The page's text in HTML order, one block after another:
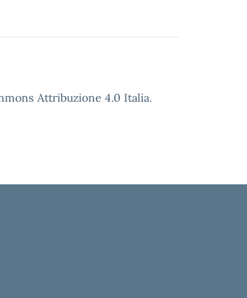
Attribuzione 4.0 Italia.